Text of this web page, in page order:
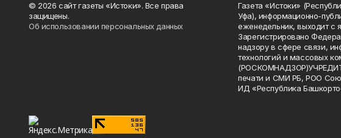
© 2026 сайт газеты «Истоки». Все права
защищены.
Об использовании персональных данных
Газета «Истоки»
Уфа), информационно-
еженедельник, выходит с
Зарегистрировано
надзору в сфере связи,
технологий и массовых
печати и СМИ РБ, РОО
ИД «Республика